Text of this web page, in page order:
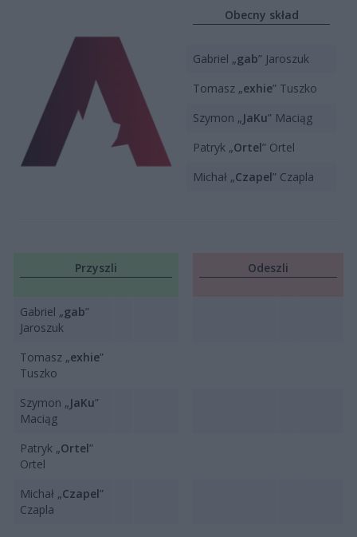
Obecny skład
Gabriel „gab” Jaroszuk
Tomasz „exhie” Tuszko
Szymon „JaKu” Maciąg
Patryk „Ortel” Ortel
Michał „Czapel” Czapla
Przyszli Odeszli
Gabriel „gab”
Jaroszuk
Tomasz „exhie”
Tuszko
Szymon „JaKu”
Maciąg
Patryk „Ortel”
Ortel
Michał „Czapel”
Czapla